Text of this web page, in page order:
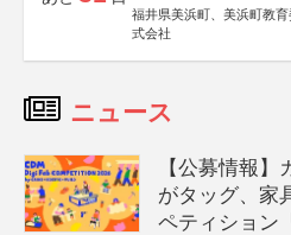
福井県美浜町、美浜町教
式会社
ニュース
【公募情報
がタッグ、家
ペティション